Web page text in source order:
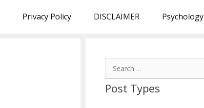
Privacy Policy DISCLAIMER Psychology
Post Types